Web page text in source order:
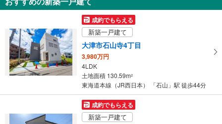
・ＡＥＤ
を
け
取
る
・
条
イ
成約でもらえる
新築一戸建て
大津市石山寺4丁目
3,980万円
4LDK
土地面積 130.59m2
東海道本線（JR西日本） 「石山」駅 徒歩44分
成約でもらえる
新築一戸建て